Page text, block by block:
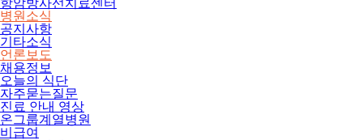
항암방사선치료센터
병원소식
공지사항
기타소식
언론보도
채용정보
오늘의 식단
자주묻는질문
진료 안내 영상
온그룹계열병원
비급여